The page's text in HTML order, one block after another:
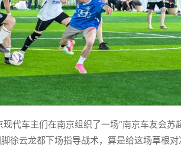
代车主们在南京组织了一场“南京车友会苏
徐云龙都下场指导战术，算是给这场草根